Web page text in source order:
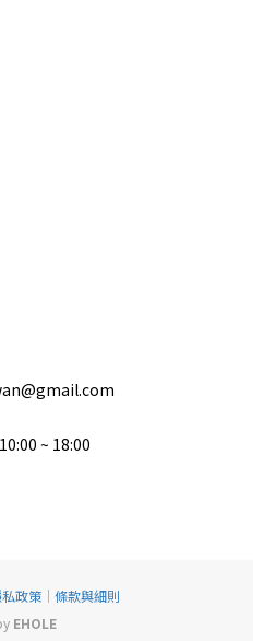
~ 18:00
私政策 ｜ 條款與細則
EHOLE